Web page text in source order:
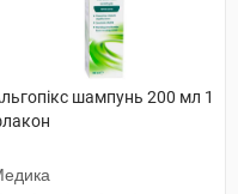
шампунь 200 мл 1